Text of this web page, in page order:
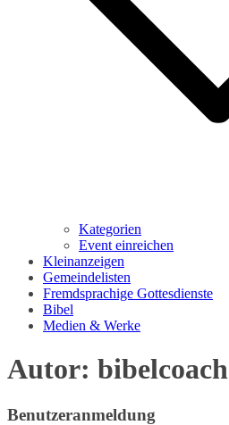
Kategorien
Event einreichen
Kleinanzeigen
Gemeindelisten
Fremdsprachige Gottesdienste
Bibel
Medien & Werke
Autor: bibelcoach
Benutzeranmeldung